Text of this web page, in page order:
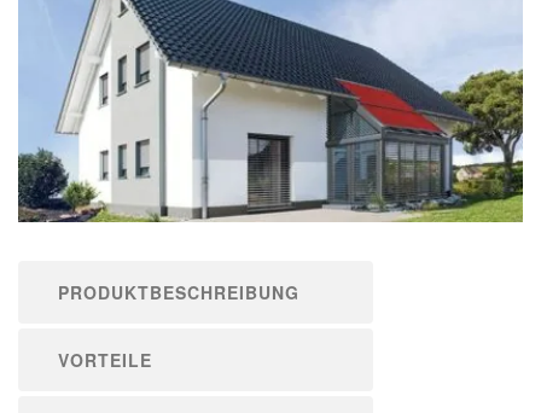
PRODUKTBESCHREIBUNG
VORTEILE